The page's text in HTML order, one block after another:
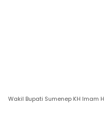
Wakil Bupati Sumenep KH Imam